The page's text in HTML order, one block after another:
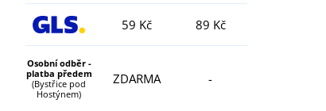
59 Kč 89 Kč
Osobní odběr -
platba předem
(Bystřice pod
Hostýnem)
ZDARMA -